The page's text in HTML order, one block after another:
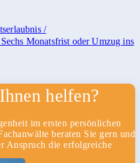
/
Monatsfrist oder Umzug ins
helfen?
im ersten persönlichen
beraten Sie gern und
Anspruch die erfolgreiche
Home
Kanzlei